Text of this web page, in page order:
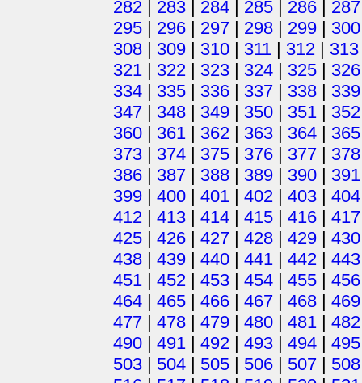
282 | 283 | 284 | 285 | 286 | 287
295 | 296 | 297 | 298 | 299 | 300
308 | 309 | 310 | 311 | 312 | 313
321 | 322 | 323 | 324 | 325 | 326
334 | 335 | 336 | 337 | 338 | 339
347 | 348 | 349 | 350 | 351 | 352
360 | 361 | 362 | 363 | 364 | 365
373 | 374 | 375 | 376 | 377 | 378
386 | 387 | 388 | 389 | 390 | 391
399 | 400 | 401 | 402 | 403 | 404
412 | 413 | 414 | 415 | 416 | 417
425 | 426 | 427 | 428 | 429 | 430
438 | 439 | 440 | 441 | 442 | 443
451 | 452 | 453 | 454 | 455 | 456
464 | 465 | 466 | 467 | 468 | 469
477 | 478 | 479 | 480 | 481 | 482
490 | 491 | 492 | 493 | 494 | 495
503 | 504 | 505 | 506 | 507 | 508